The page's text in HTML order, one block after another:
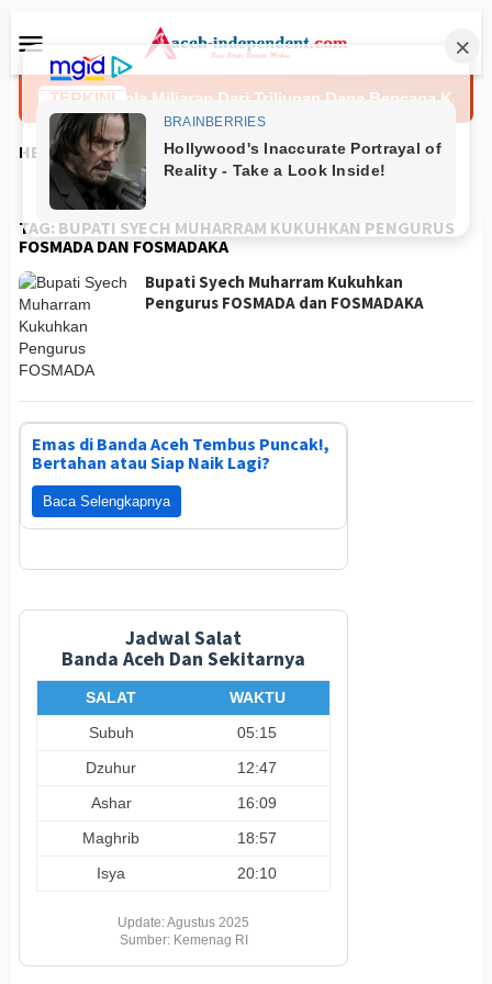
ke
kontenMobile
TERKINI
Aceh Kelola Miliaran Dari Triliunan Dana Bencana
HEADLINES
TAG: BUPATI SYECH MUHARRAM KUKUHKAN PENGURUS
FOSMADA DAN FOSMADAKA
Bupati Syech Muharram Kukuhkan
Pengurus FOSMADA dan FOSMADAKA
Emas di Banda Aceh Tembus Puncak!,
Bertahan atau Siap Naik Lagi?
Baca Selengkapnya
Jadwal Salat
Banda Aceh Dan Sekitarnya
SALAT
WAKTU
Subuh
05:15
Dzuhur
12:47
Ashar
16:09
Maghrib
18:57
Isya
20:10
Update: Agustus 2025
Sumber: Kemenag RI